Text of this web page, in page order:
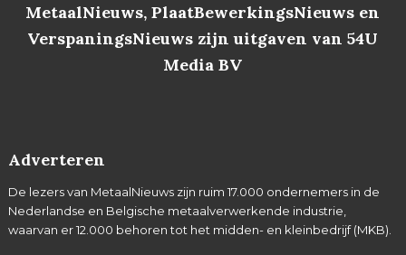
MetaalNieuws, PlaatBewerkingsNieuws en
VerspaningsNieuws zijn uitgaven van 54U
Media BV
Adverteren
De lezers van MetaalNieuws zijn ruim 17.000 ondernemers in de
Nederlandse en Belgische metaalverwerkende industrie,
waarvan er 12.000 behoren tot het midden- en kleinbedrijf (MKB).